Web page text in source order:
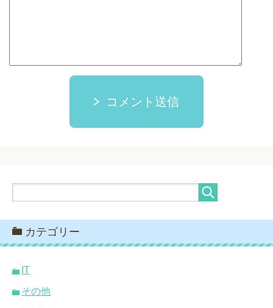
コメント送信
カテゴリー
IT
その他